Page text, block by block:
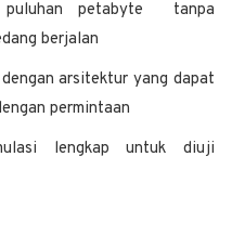
petabyte tanpa
berjalan
arsitektur yang dapat
permintaan
lengkap untuk diuji